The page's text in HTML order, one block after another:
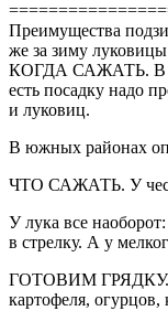
Преимущества
же за зиму
КОГДА САЖАТЬ. В
есть посадку надо
и луковиц.
В южных районах
ЧТО САЖАТЬ. У
У лука все
в стрелку. А у
ГОТОВИМ ГРЯДКУ.
картофеля, огурцов,